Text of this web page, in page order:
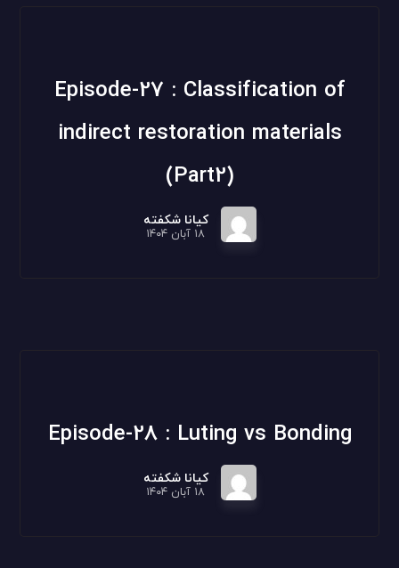
Episode-27 : Classification of
indirect restoration materials
(Part2)
کیانا شکفته
۱۸ آبان ۱۴۰۴
Episode-28 : Luting vs Bonding
کیانا شکفته
۱۸ آبان ۱۴۰۴